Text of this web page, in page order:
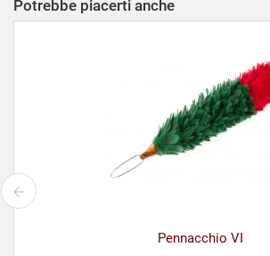
Potrebbe piacerti anche
Pennacchio VI